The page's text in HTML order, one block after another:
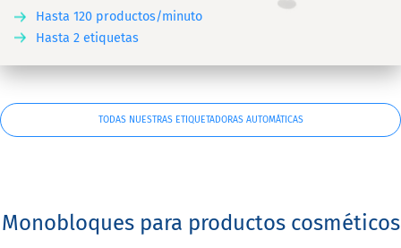
Hasta 120 productos/minuto
Hasta 2 etiquetas
TODAS NUESTRAS ETIQUETADORAS AUTOMÁTICAS
Monobloques para productos cosméticos